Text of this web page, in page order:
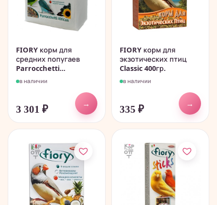
FIORY корм для
средних попугаев
Parrocchetti...
в наличии
3 301 ₽
→
FIORY корм для
экзотических птиц
Classic 400гр.
в наличии
335 ₽
→